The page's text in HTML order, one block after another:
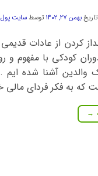
تاریخبهمن ۲۷, ۱۴۰۲ توسطسایت پول
کردن از عادات
کودکی با مفهوم
والدین آشنا شده ایم .
که به فکر فردای
→